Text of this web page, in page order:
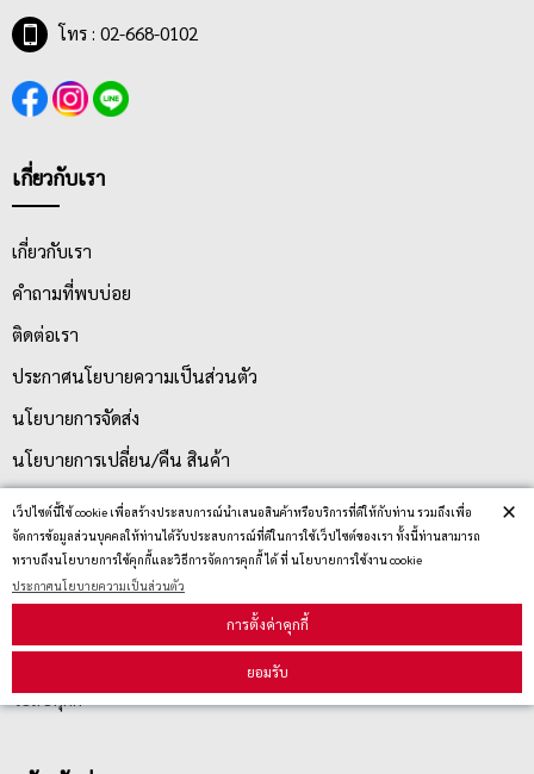
เว็ปไซต์นี้ใช้ cookie เพื่อสร้างประสบการณ์นำเสนอสินค้าหรือบริการที่ดีให้กับท่าน รวมถึงเพื่อ
จัดการข้อมูลส่วนบุคคลให้ท่านได้รับประสบการณ์ที่ดีในการใช้เว็ปไซต์ของเรา ทั้งนี้ท่านสามารถ
ทราบถึงนโยบายการใช้คุกกี้และวิธีการจัดการคุกกี้ ได้ ที่ นโยบายการใช้งาน cookie
ประกาศนโยบายความเป็นส่วนตัว
การตั้งค่าคุกกี้
ยอมรับ
×
โทร : 02-668-0102
เกี่ยวกับเรา
เกี่ยวกับเรา
คำถามที่พบบ่อย
ติดต่อเรา
ประกาศนโยบายความเป็นส่วนตัว
นโยบายการจัดส่ง
นโยบายการเปลี่ยน/คืน สินค้า
บริการลูกค้า
คู่มือนักช้อป
วิธีลบคุกกี้